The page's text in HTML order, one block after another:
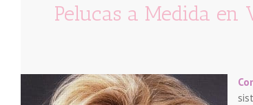
Pelucas a Medida en